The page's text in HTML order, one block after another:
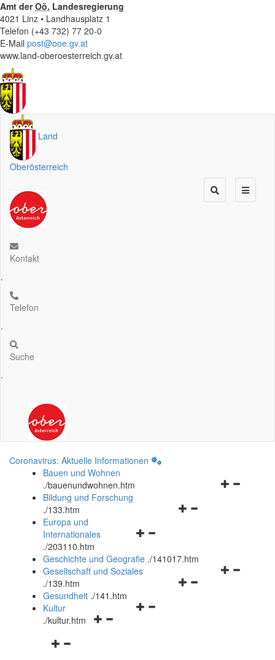
Amt derOö. Landesregierung
4021 Linz • Landhausplatz 1
Telefon (+43 732) 77 20-0
E-Mail post@ooe.gv.at
www.land-oberoesterreich.gv.at
Land
Oberösterreich
Kontakt
.
Telefon
.
Suche
.
Coronavirus: Aktuelle Informationen
Bauen und Wohnen
./bauenundwohnen.htm
Navigationsmenü
Bildung und Forschung
./133.htm
Navigationsmenü
und
schließen
Europa und
Internationales
./203110.htm
Geschichte und Geografie ./141017.htm
Navigationsmenü
Gesellschaft und Soziales
./139.htm
Navigationsmenü
Gesundheit ./141.htm
Navigationsmenü
Kultur
./kultur.htm
Navigationsmenü